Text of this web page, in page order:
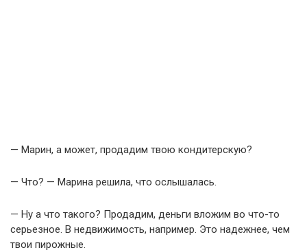
— Марин, а может, продадим твою кондитерскую?
— Что? — Марина решила, что ослышалась.
— Ну а что такого? Продадим, деньги вложим во что-то
серьезное. В недвижимость, например. Это надежнее, чем
твои пирожные.